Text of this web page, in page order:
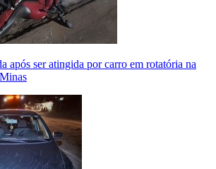
após ser atingida por carro em rotatória na